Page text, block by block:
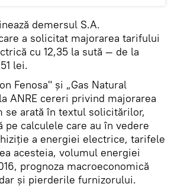
demersul S.A.
a solicitat majorarea tarifului
cu 12,35 la sută — de la
lei.
Fenosa" și „Gas Natural
ANRE cereri privind majorarea
se arată în textul solicitărilor,
pe calculele care au în vedere
a energiei electrice, tarifele
acesteia, volumul energiei
prognoza macroeconomică
și pierderile furnizorului.